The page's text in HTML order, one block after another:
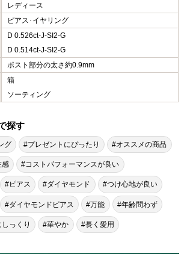
レディース
ピアス･イヤリング
D 0.526ct-J-SI2-G
D 0.514ct-J-SI2-G
ポスト部分の太さ約0.9mm
箱
ソーティング
探す
グ #プレゼントにぴったり #オススメの商品
感 #コストパフォーマンスが良い
#ピアス #ダイヤモンド #つけ心地が良い
#ダイヤモンドピアス #万能 #年齢問わず
っくり #華やか #長く愛用